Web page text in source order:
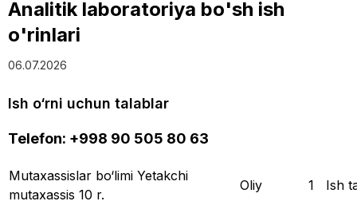
Analitik laboratoriya bo'sh ish
o'rinlari
06.07.2026
Ish o‘rni uchun talablar
Telefon: +998 90 505 80 63
Mutaxassislar bo‘limi Yetakchi
mutaxassis 10 r.
Oliy 1 Ish